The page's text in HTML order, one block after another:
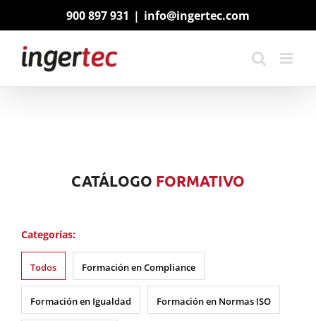
900 897 931 | info@ingertec.com
CATÁLOGO FORMATIVO
Categorías:
Todos Formación en Compliance
Formación en Igualdad Formación en Normas ISO